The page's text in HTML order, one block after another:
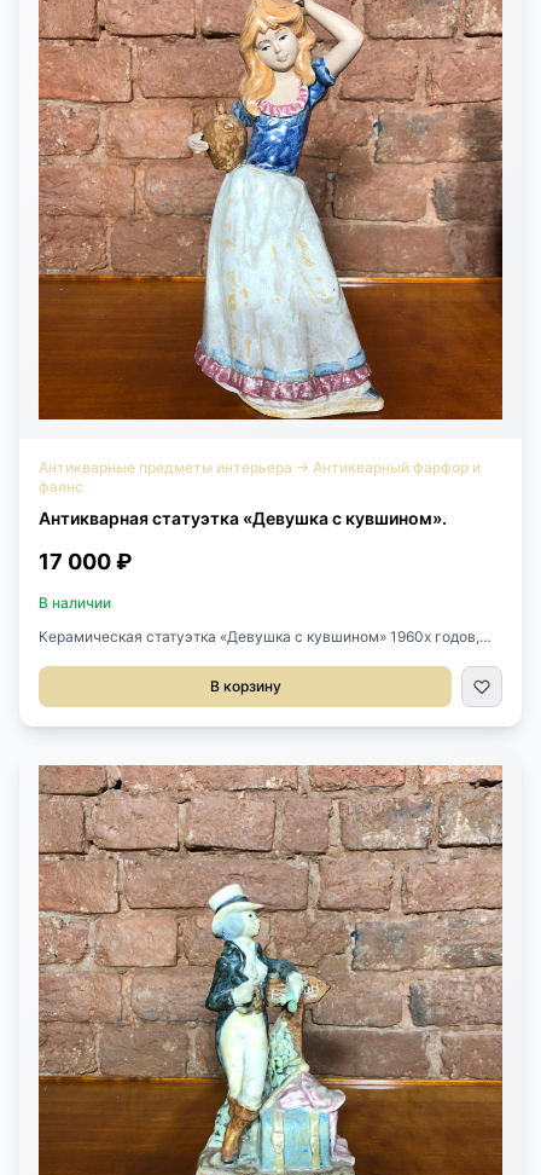
Антикварные предметы интерьера → Антикварный фарфор и
фаянс
Антикварная статуэтка «Девушка с кувшином».
17 000 ₽
В наличии
Керамическая статуэтка «Девушка с кувшином» 1960х годов,
В корзину